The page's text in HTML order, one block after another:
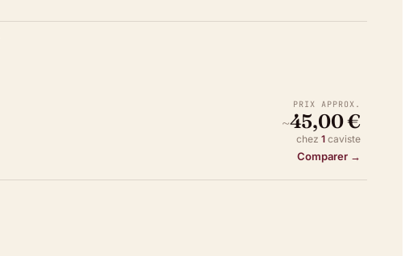
PRIX APPROX.
~45,00 €
chez 1 caviste
Comparer →